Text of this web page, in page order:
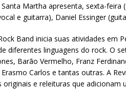
Santa Martha apresenta, sexta-
e guitarra), Daniel Essinger
Band inicia suas atividades
diferentes linguagens do rock. O
Barão Vermelho, Franz
Carlos e tantas outras. A
originais e releituras que